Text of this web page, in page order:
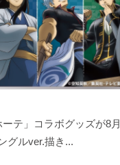
ーテ」コラボグッズが8月
グルver.描き...